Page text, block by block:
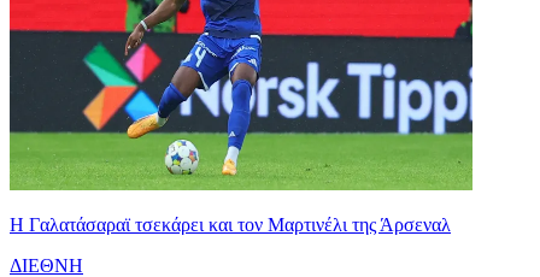
H Γαλατάσαραϊ τσεκάρει και τον Μαρτινέλι της Άρσεναλ
ΔΙΕΘΝΗ